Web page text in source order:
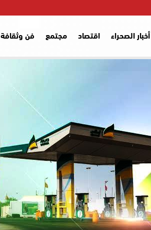
أخبار الصحراء اقتصاد مجتمع فن وثقافة